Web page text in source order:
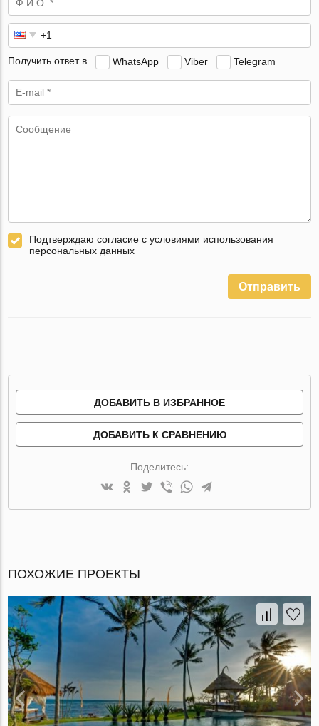
Получить ответ в WhatsApp Viber Telegram
Подтверждаю согласие с условиями использования
персональных данных
Отправить
ДОБАВИТЬ В ИЗБРАННОЕ
ДОБАВИТЬ К СРАВНЕНИЮ
Поделитесь:
ПОХОЖИЕ ПРОЕКТЫ